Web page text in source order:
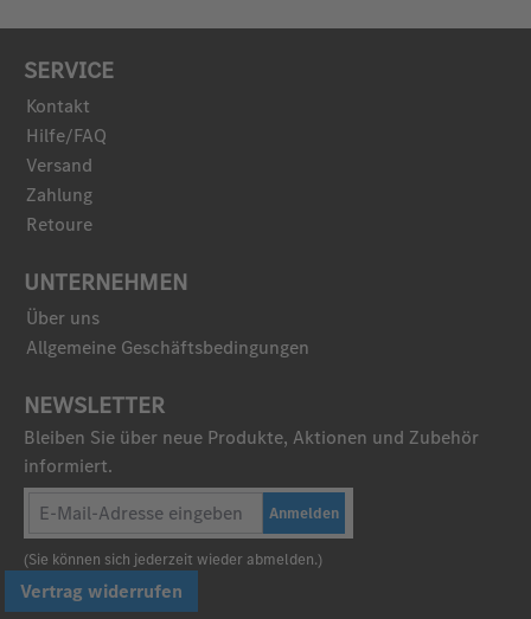
SERVICE
Kontakt
Hilfe/FAQ
Versand
Zahlung
Retoure
UNTERNEHMEN
Über uns
Allgemeine Geschäftsbedingungen
NEWSLETTER
Bleiben Sie über neue Produkte, Aktionen und Zubehör
informiert.
Anmelden
(Sie können sich jederzeit wieder abmelden.)
Vertrag widerrufen